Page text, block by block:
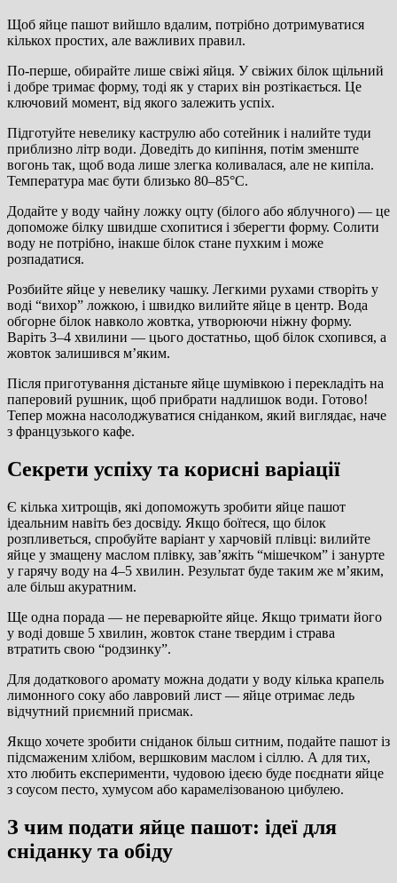
Щоб яйце пашот вийшло вдалим, потрібно дотримуватися
кількох простих, але важливих правил.
По-перше, обирайте лише свіжі яйця. У свіжих білок щільний
і добре тримає форму, тоді як у старих він розтікається. Це
ключовий момент, від якого залежить успіх.
Підготуйте невелику каструлю або сотейник і налийте туди
приблизно літр води. Доведіть до кипіння, потім зменште
вогонь так, щоб вода лише злегка коливалася, але не кипіла.
Температура має бути близько 80–85°C.
Додайте у воду чайну ложку оцту (білого або яблучного) — це
допоможе білку швидше схопитися і зберегти форму. Солити
воду не потрібно, інакше білок стане пухким і може
розпадатися.
Розбийте яйце у невелику чашку. Легкими рухами створіть у
воді “вихор” ложкою, і швидко вилийте яйце в центр. Вода
обгорне білок навколо жовтка, утворюючи ніжну форму.
Варіть 3–4 хвилини — цього достатньо, щоб білок схопився, а
жовток залишився м’яким.
Після приготування дістаньте яйце шумівкою і перекладіть на
паперовий рушник, щоб прибрати надлишок води. Готово!
Тепер можна насолоджуватися сніданком, який виглядає, наче
з французького кафе.
Секрети успіху та корисні варіації
Є кілька хитрощів, які допоможуть зробити яйце пашот
ідеальним навіть без досвіду. Якщо боїтеся, що білок
розпливеться, спробуйте варіант у харчовій плівці: вилийте
яйце у змащену маслом плівку, зав’яжіть “мішечком” і занурте
у гарячу воду на 4–5 хвилин. Результат буде таким же м’яким,
але більш акуратним.
Ще одна порада — не переварюйте яйце. Якщо тримати його
у воді довше 5 хвилин, жовток стане твердим і страва
втратить свою “родзинку”.
Для додаткового аромату можна додати у воду кілька крапель
лимонного соку або лавровий лист — яйце отримає ледь
відчутний приємний присмак.
Якщо хочете зробити сніданок більш ситним, подайте пашот із
підсмаженим хлібом, вершковим маслом і сіллю. А для тих,
хто любить експерименти, чудовою ідеєю буде поєднати яйце
з соусом песто, хумусом або карамелізованою цибулею.
З чим подати яйце пашот: ідеї для
сніданку та обіду